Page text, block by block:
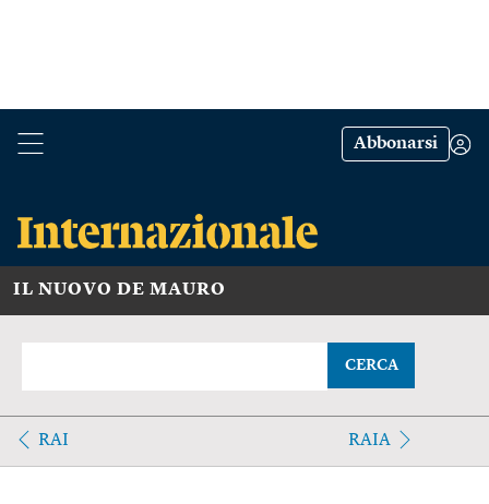
Abbonarsi
IL NUOVO DE MAURO
CERCA
RAI RAIA